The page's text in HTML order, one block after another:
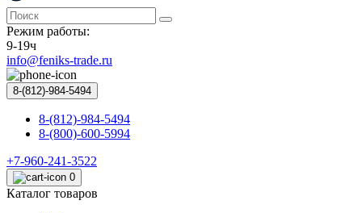
Режим работы:
9-19ч
info@feniks-trade.ru
8-(812)-984-5494
8-(812)-984-5494
8-(800)-600-5994
+7-960-241-3522
0
Каталог товаров